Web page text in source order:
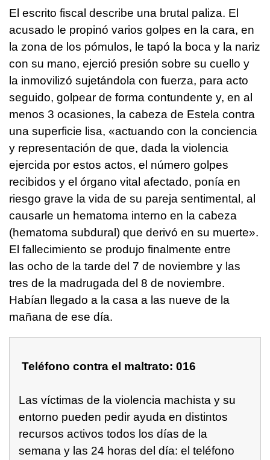
El escrito fiscal describe una brutal paliza. El
acusado le propinó varios golpes en la cara, en
la zona de los pómulos, le tapó la boca y la nariz
con su mano, ejerció presión sobre su cuello y
la inmovilizó sujetándola con fuerza, para acto
seguido, golpear de forma contundente y, en al
menos 3 ocasiones, la cabeza de Estela contra
una superficie lisa, «actuando con la conciencia
y representación de que, dada la violencia
ejercida por estos actos, el número golpes
recibidos y el órgano vital afectado, ponía en
riesgo grave la vida de su pareja sentimental, al
causarle un hematoma interno en la cabeza
(hematoma subdural) que derivó en su muerte».
El fallecimiento se produjo finalmente entre
las ocho de la tarde del 7 de noviembre y las
tres de la madrugada del 8 de noviembre.
Habían llegado a la casa a las nueve de la
mañana de ese día.
Teléfono contra el maltrato: 016
Las víctimas de la violencia machista y su
entorno pueden pedir ayuda en distintos
recursos activos todos los días de la
semana y las 24 horas del día: el teléfono